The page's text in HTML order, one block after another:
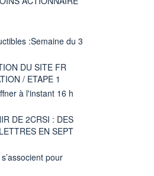
:Semaine du 3
DU SITE FR
/ ETAPE 1
à l'instant 16 h
DE 2CRSI : DES
EN SEPT
pour